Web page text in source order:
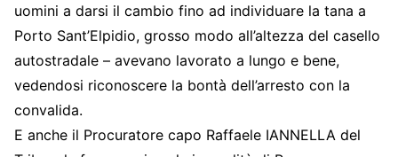
uomini a darsi il cambio fino ad individuare la tana a
Porto Sant’Elpidio, grosso modo all’altezza del casello
autostradale – avevano lavorato a lungo e bene,
vedendosi riconoscere la bontà dell’arresto con la
convalida.
E anche il Procuratore capo Raffaele IANNELLA del